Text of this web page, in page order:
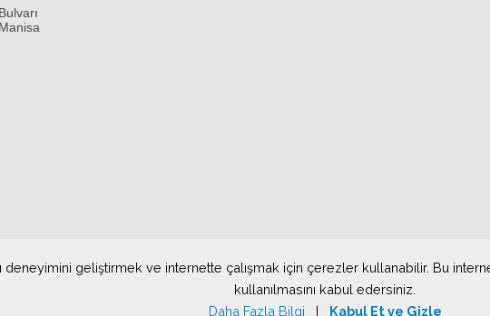
deneyimini geliştirmek ve internette çalışmak için çerezler kullanabilir. Bu
kullanılmasını kabul edersiniz.
Daha Fazla Bilgi
| Kabul Et ve Gizle